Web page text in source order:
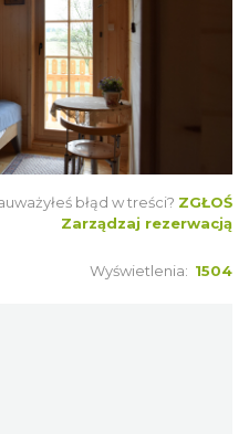
błąd w treści? ZGŁOŚ
Zarządzaj rezerwacją
Wyświetlenia: 1504